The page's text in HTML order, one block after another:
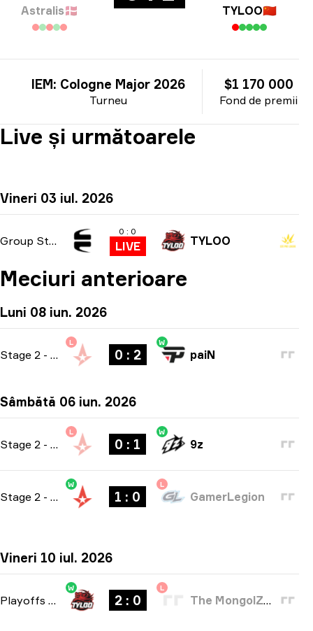
Astralis🇩🇰 TYLOO🇨🇳
Turneu
IEM: Cologne Major 2026
Fond de premii
$1 170 000
Live și următoarele
Vineri 03 iul. 2026
Group Stage
0 : 0
LIVE TYLOO
Meciuri anterioare
Luni 08 iun. 2026
Stage 2 - bo3
L
0 : 2
W
paiN
Sâmbătă 06 iun. 2026
Stage 2 - bo1
L
0 : 1
W
9z
Stage 2 - bo1
W
1 : 0
L
GamerLegion
Vineri 10 iul. 2026
Playoffs bo3
W
2 : 0
L
The MongolZ Academy